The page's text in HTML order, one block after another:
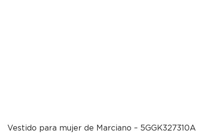
Vestido para mujer de Marciano – 5GGK327310A